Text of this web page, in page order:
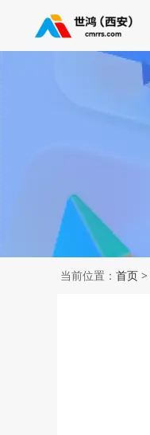
当前位置： 首页 >